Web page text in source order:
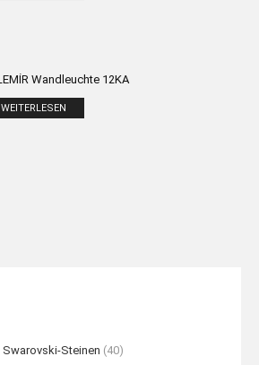
Wandleuchte 12KA
WEITERLESEN
Steinen (40)